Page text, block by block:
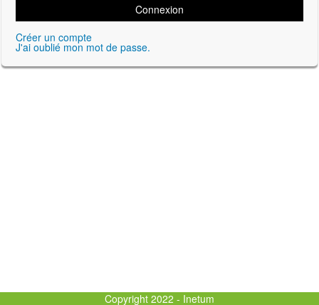
Connexion
Créer un compte
J'ai oublié mon mot de passe.
Copyright 2022 - Inetum